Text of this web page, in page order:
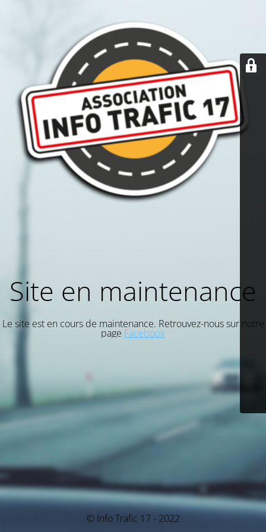
Site en maintenance
Le site est en cours de maintenance. Retrouvez-nous sur notre
page Facebook
© Info Trafic 17 - 2022